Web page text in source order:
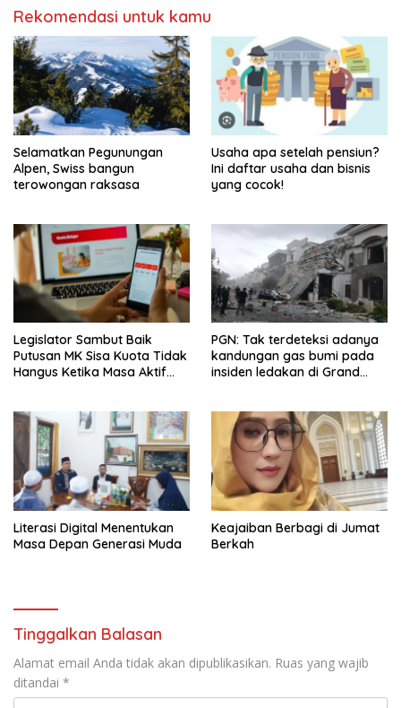
Rekomendasi untuk kamu
Selamatkan Pegunungan
Alpen, Swiss bangun
terowongan raksasa
Usaha apa setelah pensiun?
Ini daftar usaha dan bisnis
yang cocok!
Legislator Sambut Baik
Putusan MK Sisa Kuota Tidak
Hangus Ketika Masa Aktif
PGN: Tak terdeteksi adanya
kandungan gas bumi pada
insiden ledakan di Grand
Literasi Digital Menentukan
Masa Depan Generasi Muda
Keajaiban Berbagi di Jumat
Berkah
Tinggalkan Balasan
Alamat email Anda tidak akan dipublikasikan. Ruas yang wajib
ditandai *